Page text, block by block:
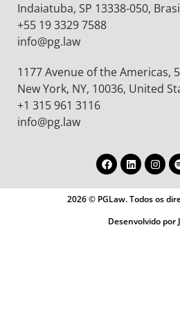
Indaiatuba, SP 13338-050,
+55 19 3329 7588
info@pg.law
1177 Avenue of the Americas,
New York, NY, 10036, United
+1 315 961 3116
info@pg.law
2026 © PGLaw. Todos os
Desenvolvido por